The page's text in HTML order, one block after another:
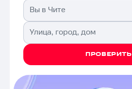
Вы в Чите
Улица, город, дом
ПРОВЕРИТЬ